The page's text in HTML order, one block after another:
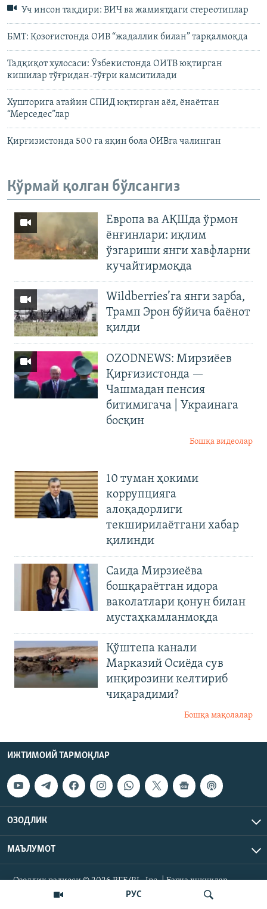
РУС
Уч инсон тақдири: ВИЧ ва жамиятдаги стереотиплар
БМТ: Қозоғистонда ОИВ “жадаллик билан” тарқалмоқда
Тадқиқот хулосаси: Ўзбекистонда ОИТВ юқтирган
кишилар тўғридан-тўғри камситилади
Хушторига атайин СПИД юқтирган аёл, ёнаётган
“Мерседес”лар
Қирғизистонда 500 га яқин бола ОИВга чалинган
Кўрмай қолган бўлсангиз
Европа ва АҚШда ўрмон
ёнғинлари: иқлим
ўзгариши янги хавфларни
кучайтирмоқда
Wildberries’га янги зарба,
Трамп Эрон бўйича баёнот
қилди
OZODNEWS: Мирзиёев
Қирғизистонда —
Чашмадан пенсия
битимигача | Украинага
босқин
Бошқа видеолар
10 туман ҳокими
коррупцияга
алоқадорлиги
текширилаётгани хабар
қилинди
Саида Мирзиеёва
бошқараётган идора
ваколатлари қонун билан
мустаҳкамланмоқда
Қўштепа канали
Марказий Осиёда сув
инқирозини келтириб
чиқарадими?
Бошқа мақолалар
ИЖТИМОИЙ ТАРМОҚЛАР
ОЗОДЛИК
МАЪЛУМОТ
Озодлик радиоси © 2026 RFE/RL, Inc. | Барча ҳуқуқлар
ҳимояланган.